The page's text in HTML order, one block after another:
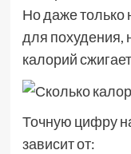
Но даже только
для похудения,
калорий
Точную цифру
зависит от: